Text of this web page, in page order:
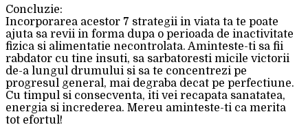
Concluzie:
Incorporarea acestor 7 strategii in viata ta te poate
ajuta sa revii in forma dupa o perioada de inactivitate
fizica si alimentatie necontrolata. Aminteste-ti sa fii
rabdator cu tine insuti, sa sarbatoresti micile victorii
de-a lungul drumului si sa te concentrezi pe
progresul general, mai degraba decat pe perfectiune.
Cu timpul si consecventa, iti vei recapata sanatatea,
energia si increderea. Mereu aminteste-ti ca merita
tot efortul!